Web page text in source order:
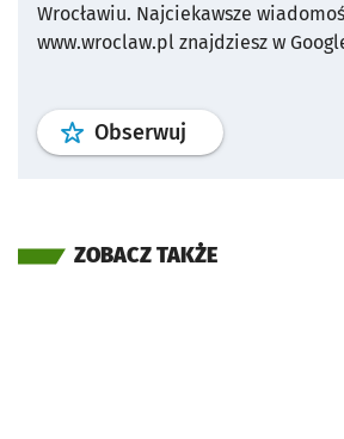
Wrocławiu. Najciekawsze
www.wroclaw.pl znajdziesz w
Obserwuj profil
ZOBACZ TAKŻE